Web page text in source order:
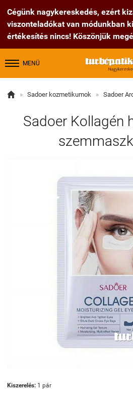
Cégünk nagykereskedés, ezért
viszonteladókat van módunkban
értékesítés nincs! Köszönjük
MENÜ
 » Sadoer kozmetikumok » Sadoer
Sadoer Kollagén
Kiszerelés: 1 pár